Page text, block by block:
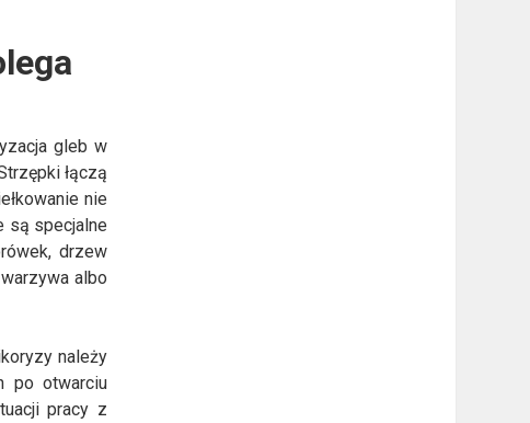
gleb w
łączą
nie
są specjalne
drzew
albo
należy
po otwarciu
pracy z